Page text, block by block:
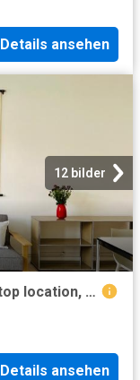
Details ansehen
12 bilder
Beautiful and bright apartment in a top location, Hannover Amsterdam Apartments for Rent
Details ansehen